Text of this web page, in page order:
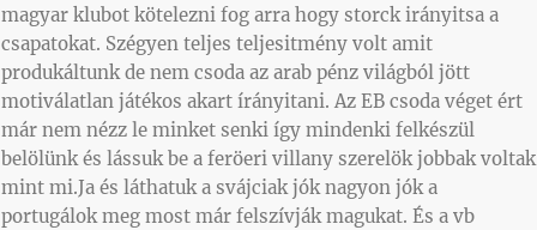
magyar klubot kötelezni fog arra hogy storck irányitsa a
csapatokat. Szégyen teljes teljesitmény volt amit
produkáltunk de nem csoda az arab pénz világból jött
motiválatlan játékos akart írányitani. Az EB csoda véget ért
már nem nézz le minket senki így mindenki felkészül
belölünk és lássuk be a feröeri villany szerelök jobbak voltak
mint mi.Ja és láthatuk a svájciak jók nagyon jók a
portugálok meg most már felszívják magukat. És a vb